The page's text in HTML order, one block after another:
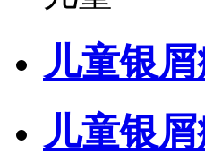
儿童银
儿童银